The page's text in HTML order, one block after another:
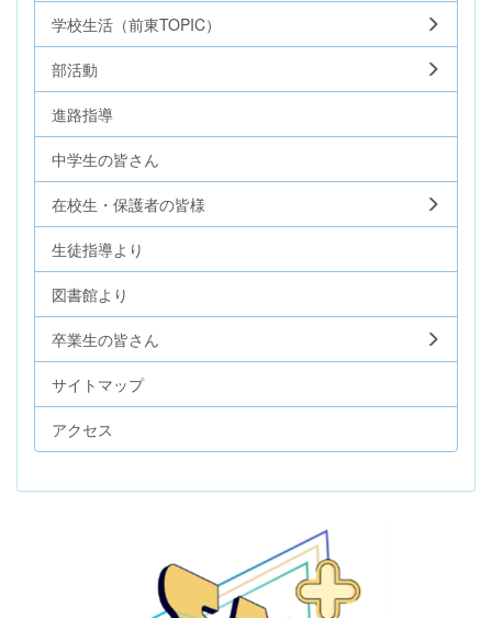
学校生活（前東TOPIC）
部活動
進路指導
中学生の皆さん
在校生・保護者の皆様
生徒指導より
図書館より
卒業生の皆さん
サイトマップ
アクセス